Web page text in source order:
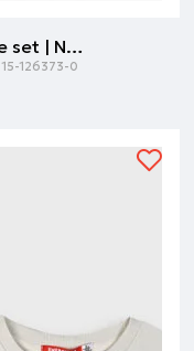
Fleece set | Nero
15-126373-0